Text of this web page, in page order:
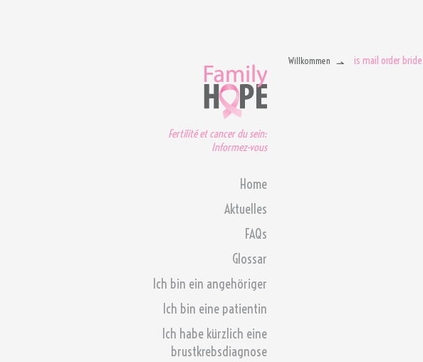
Fertilité et cancer du sein:
Informez-vous
Home
Aktuelles
FAQs
Glossar
Ich bin ein angehöriger
Ich bin eine patientin
Ich habe kürzlich eine
brustkrebsdiagnose
Willkommen is mail order